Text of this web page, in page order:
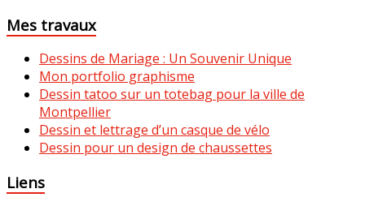
Mes travaux
Dessins de Mariage : Un Souvenir Unique
Mon portfolio graphisme
Dessin tatoo sur un totebag pour la ville de
Montpellier
Dessin et lettrage d’un casque de vélo
Dessin pour un design de chaussettes
Liens